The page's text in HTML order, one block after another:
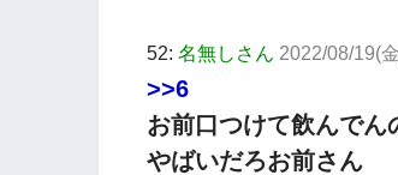
52: 名無しさん 2022/08/19(
>>6
お前口つけて飲んでん
やばいだろお前さん